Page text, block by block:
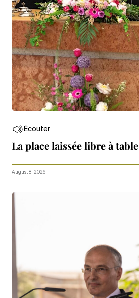
Écouter
La place laissée libre à table
August 8, 2026